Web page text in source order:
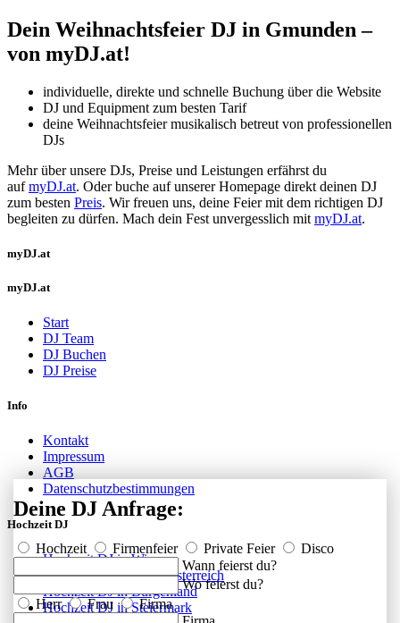
Dein Weihnachtsfeier DJ in Gmunden –
von myDJ.at!
individuelle, direkte und schnelle Buchung über die Website
DJ und Equipment zum besten Tarif
deine Weihnachtsfeier musikalisch betreut von professionellen
DJs
Mehr über unsere DJs, Preise und Leistungen erfährst du
aufmyDJ.at. Oder buche auf unserer Homepage direkt deinen DJ
zum besten Preis. Wir freuen uns, deine Feier mit dem richtigen DJ
begleiten zu dürfen. Mach dein Fest unvergesslich mit myDJ.at.
myDJ.at
myDJ.at
Start
DJ Team
DJ Buchen
DJ Preise
Info
Kontakt
Impressum
AGB
Datenschutzbestimmungen
Hochzeit DJ
Hochzeit DJ in Wien
Hochzeit DJ in Niederösterreich
Hochzeit DJ in Burgenland
Hochzeit DJ in Steiermark
Deine DJ Anfrage:
Hochzeit Firmenfeier Private Feier
Disco
Wann feierst du?
Wo feierst du?
Herr
Frau
Firma